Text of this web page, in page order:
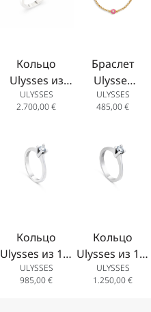
Кольцо
Ulysses из
белого золота
18К с
и розовым
сапфиром 15
мм
ULYSSES
2.700,00€
Браслет
Ulysses
Kid из 14-
каратного
золота с
эмалью
14.5cm
ULYSSES
485,00€
Кольцо
Ulysses из 14-
каратного
белого золота
ULYSSES
985,00€
Кольцо
Ulysses из 14-
каратного
белого золота
ULYSSES
1.250,00€